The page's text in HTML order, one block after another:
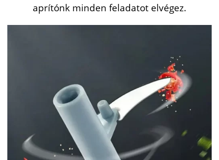
aprítónk minden feladatot elvégez.